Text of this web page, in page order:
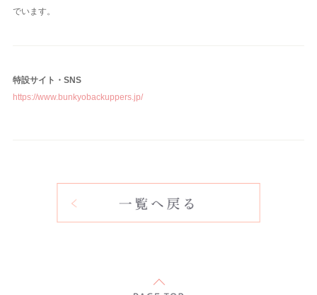
でいます。
特設サイト・SNS
https://www.bunkyobackuppers.jp/